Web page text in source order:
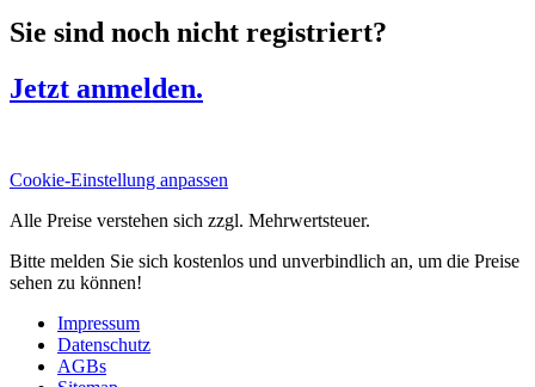
Sie sind noch nicht registriert?
Jetzt anmelden.
Cookie-Einstellung anpassen
Alle Preise verstehen sich zzgl. Mehrwertsteuer.
Bitte melden Sie sich kostenlos und unverbindlich an, um die Preise
sehen zu können!
Impressum
Datenschutz
AGBs